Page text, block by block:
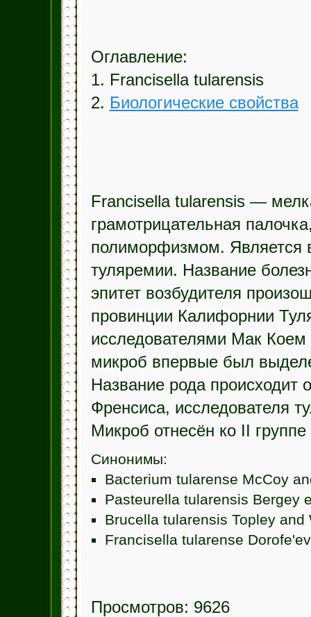
Оглавление:
1. Francisella tularensis
2. Биологические свойства
Francisella tularensis —
грамотрицательная
полиморфизмом. Является
туляремии. Название
эпитет возбудителя
провинции Калифорнии
исследователями Мак
микроб впервые был
Название рода происходит
Френсиса, исследователя
Микроб отнесён ко II группе
Синонимы:
Bacterium tularense McCoy
Pasteurella tularensis Bergey
Brucella tularensis Topley and
Francisella tularense
Просмотров: 9626